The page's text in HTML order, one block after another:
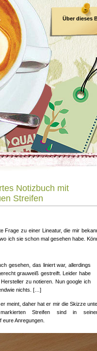
Über dieses
Notizbuch mit
Streifen
Frage zu einer Lineatur, die mir
ich sie schon mal gesehen habe.
gesehen, das liniert war, allerdings
grauweiß gestreift. Leider habe
zu notieren. Nun google ich
nichts. […]
meint, daher hat er mir die Skizze
Streifen sind in
Anregungen.